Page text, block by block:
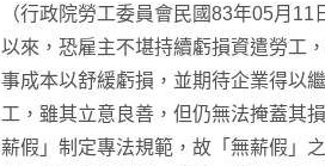
（行政院勞工委員會民國83年05月
以來，恐雇主不堪持續虧損資遣勞工
事成本以舒緩虧損，並期待企業得以
工，雖其立意良善，但仍無法掩蓋其
薪假」制定專法規範，故「無薪假」